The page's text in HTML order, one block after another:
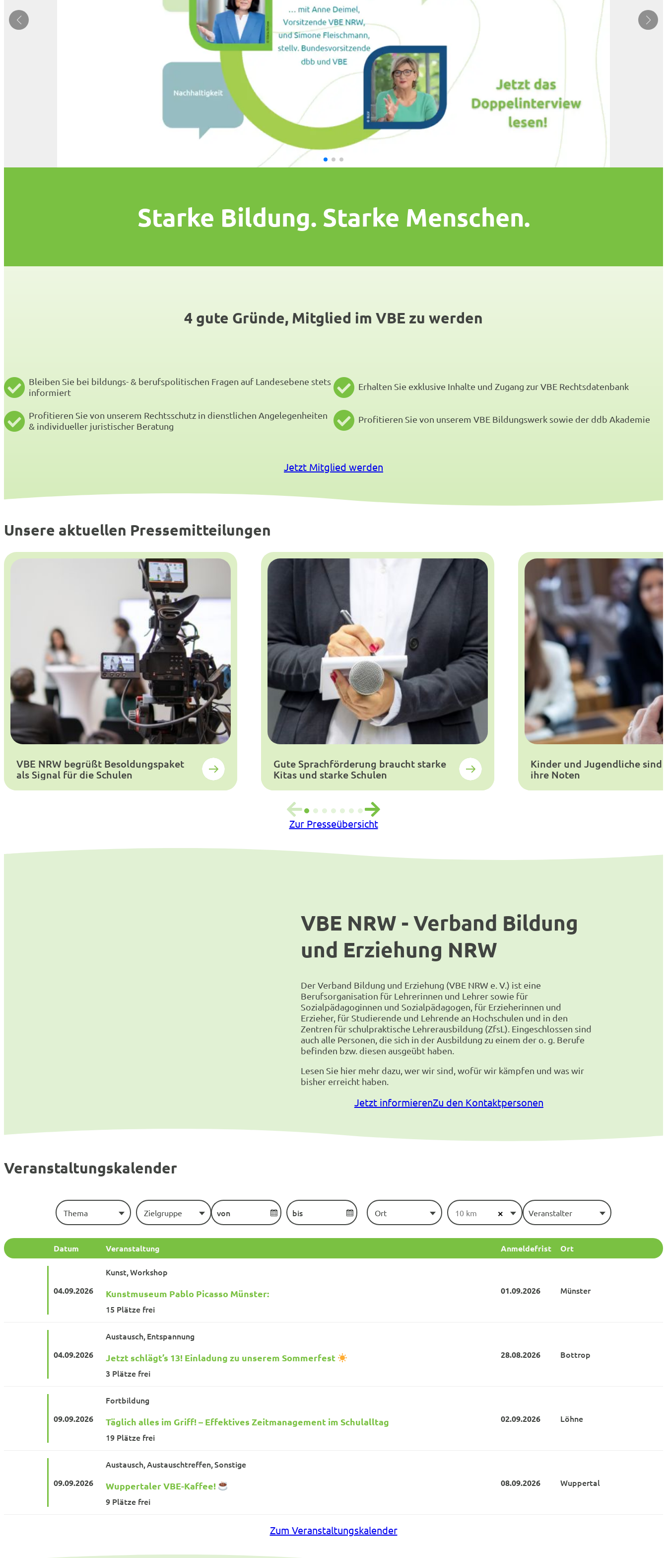
Starke Bildung. Starke Menschen.
4 gute Gründe, Mitglied im VBE zu werden
Bleiben Sie bei bildungs- & berufspolitischen Fragen auf Landesebene stets
informiert
Profitieren Sie von unserem Rechtsschutz in dienstlichen Angelegenheiten
& individueller juristischer Beratung
Erhalten Sie exklusive Inhalte und Zugang zur VBE Rechtsdatenbank
Profitieren Sie von unserem VBE Bildungswerk sowie der ddb Akademie
Jetzt Mitglied werden
Unsere aktuellen Pressemitteilungen
VBE NRW begrüßt Besoldungspaket
als Signal für die Schulen
Gute Sprachförderung braucht starke
Kitas und starke Schulen
Kinder und Jugendliche sind
ihre Noten
Zur Presseübersicht
VBE NRW - Verband Bildung
und Erziehung NRW
Der Verband Bildung und Erziehung (VBE NRW e. V.) ist eine
Berufsorganisation für Lehrerinnen und Lehrer sowie für
Sozialpädagoginnen und Sozialpädagogen, für Erzieherinnen und
Erzieher, für Studierende und Lehrende an Hochschulen und in den
Zentren für schulpraktische Lehrerausbildung (ZfsL). Eingeschlossen sind
auch alle Personen, die sich in der Ausbildung zu einem der o. g. Berufe
befinden bzw. diesen ausgeübt haben.
Lesen Sie hier mehr dazu, wer wir sind, wofür wir kämpfen und was wir
bisher erreicht haben.
Jetzt informierenZu den Kontaktpersonen
Veranstaltungskalender
Thema Zielgruppe Veranstalter
Ort ×
10 km
Datum Veranstaltung Anmeldefrist Ort
04.09.2026
Kunst Workshop
Kunstmuseum Pablo Picasso Münster:
15 Plätze frei
01.09.2026 Münster
04.09.2026
Austausch Entspannung
Jetzt schlägt’s 13! Einladung zu unserem Sommerfest
3 Plätze frei
28.08.2026 Bottrop
09.09.2026
Fortbildung
Täglich alles im Griff! – Effektives Zeitmanagement im Schulalltag
19 Plätze frei
02.09.2026 Löhne
09.09.2026
Austausch Austauschtreffen Sonstige
Wuppertaler VBE-Kaffee!
9 Plätze frei
08.09.2026 Wuppertal
Zum Veranstaltungskalender